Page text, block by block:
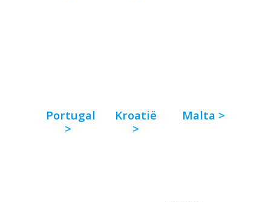
Portugal
>
Kroatië
>
Malta >